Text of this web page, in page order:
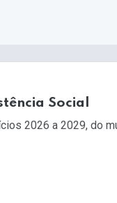
Social
2026 a 2029, do